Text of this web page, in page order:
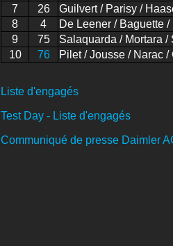
7
26
Guilvert / Parisy /
8
4
De Leener / Baguette /
9
75
Salaquarda / Mortara /
10
76 Pilet / Jousse / Narac /
Liste d'engagés
Test Day - Liste d'engagés
Communiqué de presse Daimler